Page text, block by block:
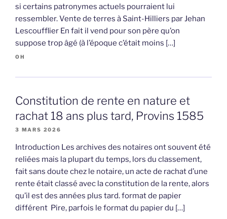
si certains patronymes actuels pourraient lui
ressembler. Vente de terres à Saint-Hilliers par Jehan
Lescoufflier En fait il vend pour son père qu’on
suppose trop âgé (à l’époque c’était moins […]
OH
Constitution de rente en nature et
rachat 18 ans plus tard, Provins 1585
3 MARS 2026
Introduction Les archives des notaires ont souvent été
reliées mais la plupart du temps, lors du classement,
fait sans doute chez le notaire, un acte de rachat d’une
rente était classé avec la constitution de la rente, alors
qu’il est des années plus tard. format de papier
différent Pire, parfois le format du papier du […]